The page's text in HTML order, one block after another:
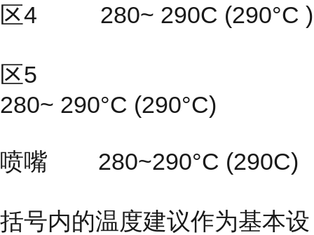
区4 280~ 290C (290°C )
区5
280~ 290°C (290°C)
喷嘴 280~290°C (290C)
括号内的温度建议作为基本设